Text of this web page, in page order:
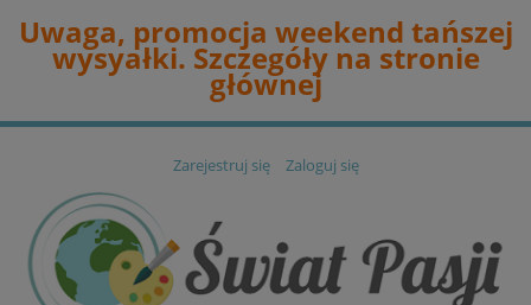
Uwaga, promocja weekend tańszej
wysyałki. Szczegóły na stronie
głównej
Zarejestruj się Zaloguj się